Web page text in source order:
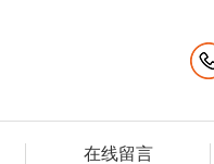
在线留言